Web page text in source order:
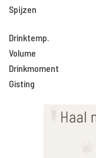
Spijzen
Drinktemp.
Volume
Drinkmoment
Gisting